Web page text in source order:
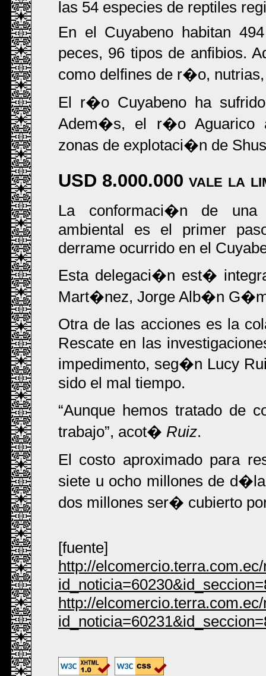
las 54 especies de reptiles
En el Cuyabeno habitan
peces, 96 tipos de anfibios.
como delfines de r�o,
El r�o Cuyabeno ha
Adem�s, el r�o Aguarico
zonas de explotaci�n de
USD 8.000.000 vale la
La conformaci�n de
ambiental es el primer
derrame ocurrido en el
Esta delegaci�n est�
Mart�nez, Jorge Alb�n
Otra de las acciones es la
Rescate en las
impedimento, seg�n Lucy
sido el mal tiempo.
Aunque hemos tratado de
trabajo , acot� Ruiz.
El costo aproximado para
siete u ocho millones de
dos millones ser� cubierto
[fuente]
http://
http://